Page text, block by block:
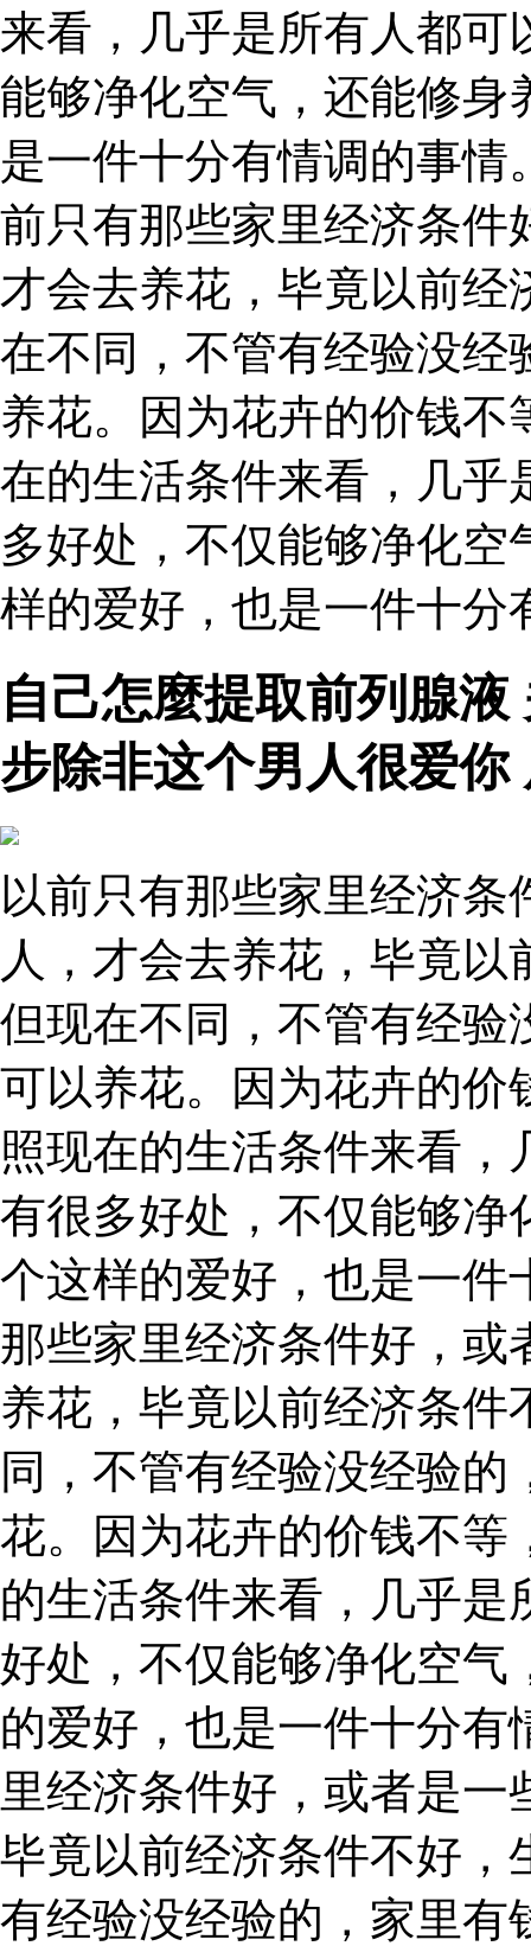
来看，几乎是所有人都可
能够净化空气，还能修身
是一件十分有情调的事情
前只有那些家里经济条件
才会去养花，毕竟以前
在不同，不管有经验没经
养花。因为花卉的价钱
在的生活条件来看，几乎
多好处，不仅能够净化
样的爱好，也是一件十分
自己怎麼提取前列腺
步除非这个男人很爱你
以前只有那些家里经济
人，才会去养花，毕竟
但现在不同，不管有经验
可以养花。因为花卉的价
照现在的生活条件来看
有很多好处，不仅能够净
个这样的爱好，也是一件
那些家里经济条件好，或
养花，毕竟以前经济条
同，不管有经验没经验
花。因为花卉的价钱不等
的生活条件来看，几乎
好处，不仅能够净化空气
的爱好，也是一件十分
里经济条件好，或者是
毕竟以前经济条件不好，
有经验没经验的，家里有